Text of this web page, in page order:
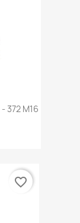
372 M16
favorite_border